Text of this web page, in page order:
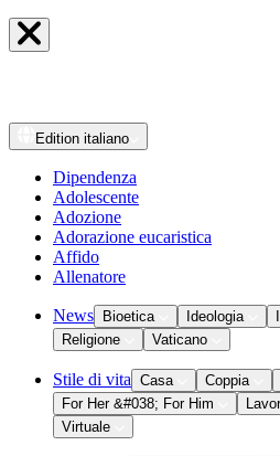
Edition italiano
Dipendenza
Adolescente
Adozione
Adorazione eucaristica
Affido
Allenatore
News Bioetica Ideologia
Religione
Vaticano
Stile di vita Casa Coppia
For Her &#038; For Him
Virtuale